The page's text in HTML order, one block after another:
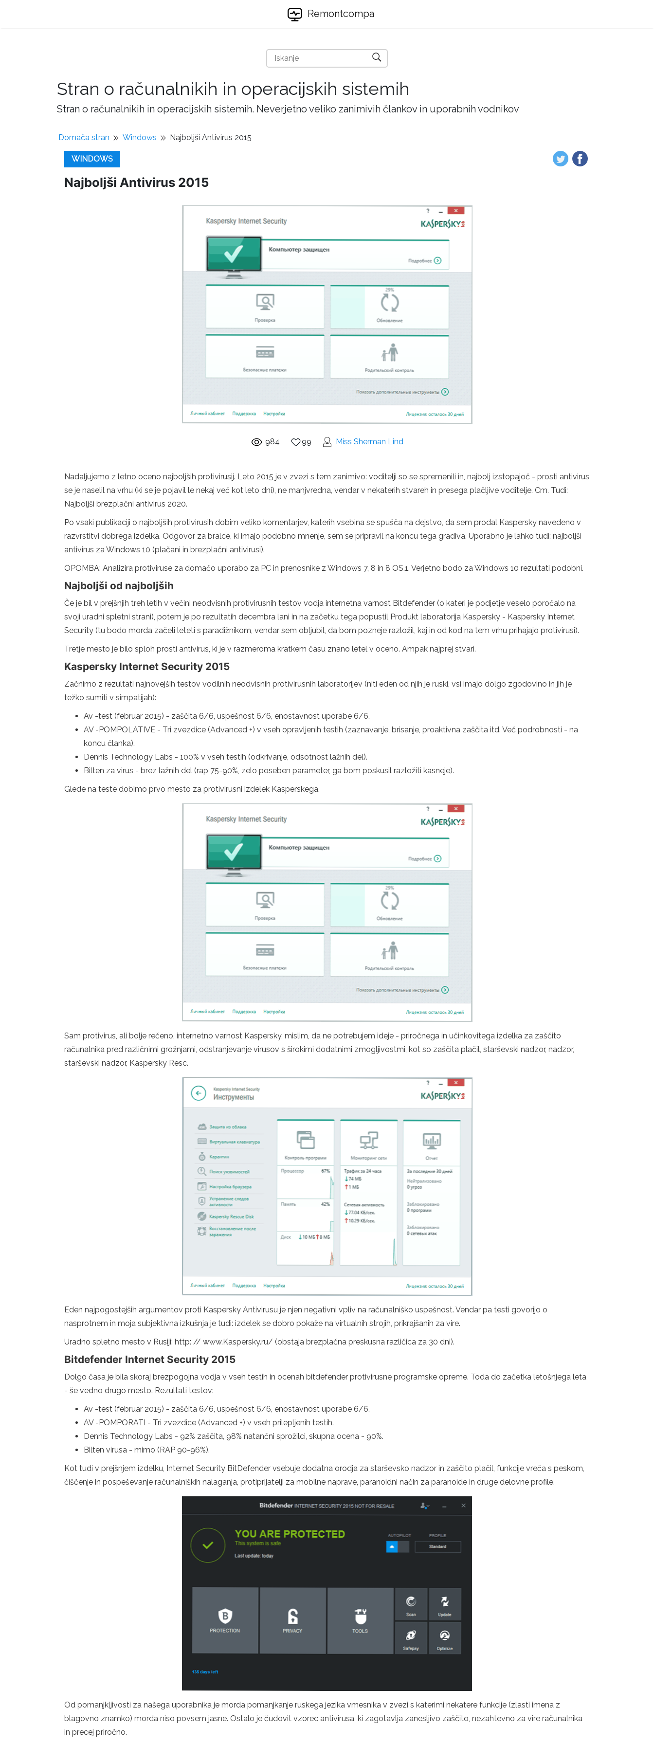
Remontcompa
Stran o računalnikih in operacijskih sistemih
Stran o računalnikih in operacijskih sistemih. Neverjetno veliko zanimivih člankov in uporabnih vodnikov
Domača stran Windows Najboljši Antivirus 2015
WINDOWS
Najboljši Antivirus 2015
984 99 Miss Sherman Lind
Nadaljujemo z letno oceno najboljših protivirusij. Leto 2015 je v zvezi s tem zanimivo: voditelji so se spremenili in, najbolj izstopajoč - prosti antivirus
se je naselil na vrhu (ki se je pojavil le nekaj več kot leto dni), ne manjvredna, vendar v nekaterih stvareh in presega plačljive voditelje. Cm. Tudi:
Najboljši brezplačni antivirus 2020.
Po vsaki publikaciji o najboljših protivirusih dobim veliko komentarjev, katerih vsebina se spušča na dejstvo, da sem prodal Kaspersky navedeno v
razvrstitvi dobrega izdelka. Odgovor za bralce, ki imajo podobno mnenje, sem se pripravil na koncu tega gradiva. Uporabno je lahko tudi: najboljši
antivirus za Windows 10 (plačani in brezplačni antivirusi).
OPOMBA: Analizira protiviruse za domačo uporabo za PC in prenosnike z Windows 7, 8 in 8 OS.1. Verjetno bodo za Windows 10 rezultati podobni.
Najboljši od najboljših
Če je bil v prejšnjih treh letih v večini neodvisnih protivirusnih testov vodja internetna varnost Bitdefender (o kateri je podjetje veselo poročalo na
svoji uradni spletni strani), potem je po rezultatih decembra lani in na začetku tega popustil Produkt laboratorija Kaspersky - Kaspersky Internet
Security (tu bodo morda začeli leteti s paradižnikom, vendar sem obljubil, da bom pozneje razložil, kaj in od kod na tem vrhu prihajajo protivirusi).
Tretje mesto je bilo sploh prosti antivirus, ki je v razmeroma kratkem času znano letel v oceno. Ampak najprej stvari.
Kaspersky Internet Security 2015
Začnimo z rezultati najnovejših testov vodilnih neodvisnih protivirusnih laboratorijev (niti eden od njih je ruski, vsi imajo dolgo zgodovino in jih je
težko sumiti v simpatijah):
Av -test (februar 2015) - zaščita 6/6, uspešnost 6/6, enostavnost uporabe 6/6.
AV -POMPOLATIVE - Tri zvezdice (Advanced +) v vseh opravljenih testih (zaznavanje, brisanje, proaktivna zaščita itd. Več podrobnosti - na
koncu članka).
Dennis Technology Labs - 100% v vseh testih (odkrivanje, odsotnost lažnih del).
Bilten za virus - brez lažnih del (rap 75-90%, zelo poseben parameter, ga bom poskusil razložiti kasneje).
Glede na teste dobimo prvo mesto za protivirusni izdelek Kasperskega.
Sam protivirus, ali bolje rečeno, internetno varnost Kaspersky, mislim, da ne potrebujem ideje - priročnega in učinkovitega izdelka za zaščito
računalnika pred različnimi grožnjami, odstranjevanje virusov s širokimi dodatnimi zmogljivostmi, kot so zaščita plačil, starševski nadzor, nadzor,
starševski nadzor, Kaspersky Resc.
Eden najpogostejših argumentov proti Kaspersky Antivirusu je njen negativni vpliv na računalniško uspešnost. Vendar pa testi govorijo o
nasprotnem in moja subjektivna izkušnja je tudi: izdelek se dobro pokaže na virtualnih strojih, prikrajšanih za vire.
Uradno spletno mesto v Rusiji: http: // www.Kaspersky.ru/ (obstaja brezplačna preskusna različica za 30 dni).
Bitdefender Internet Security 2015
Dolgo časa je bila skoraj brezpogojna vodja v vseh testih in ocenah bitdefender protivirusne programske opreme. Toda do začetka letošnjega leta
- še vedno drugo mesto. Rezultati testov:
Av -test (februar 2015) - zaščita 6/6, uspešnost 6/6, enostavnost uporabe 6/6.
AV -POMPORATI - Tri zvezdice (Advanced +) v vseh prilepljenih testih.
Dennis Technology Labs - 92% zaščita, 98% natančni sprožilci, skupna ocena - 90%.
Bilten virusa - mimo (RAP 90-96%).
Kot tudi v prejšnjem izdelku, Internet Security BitDefender vsebuje dodatna orodja za starševsko nadzor in zaščito plačil, funkcije vreča s peskom,
čiščenje in pospeševanje računalniških nalaganja, protiprijatelji za mobilne naprave, paranoidni način za paranoide in druge delovne profile.
Od pomanjkljivosti za našega uporabnika je morda pomanjkanje ruskega jezika vmesnika v zvezi s katerimi nekatere funkcije (zlasti imena z
blagovno znamko) morda niso povsem jasne. Ostalo je čudovit vzorec antivirusa, ki zagotavlja zanesljivo zaščito, nezahtevno za vire računalnika
in precej priročno.